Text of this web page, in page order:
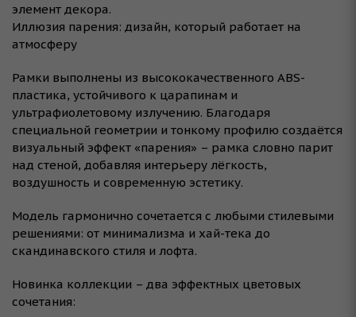
элемент декора.
Иллюзия парения: дизайн, который работает на
атмосферу
Рамки выполнены из высококачественного ABS-
пластика, устойчивого к царапинам и
ультрафиолетовому излучению. Благодаря
специальной геометрии и тонкому профилю создаётся
визуальный эффект «парения» – рамка словно парит
над стеной, добавляя интерьеру лёгкость,
воздушность и современную эстетику.
Модель гармонично сочетается с любыми стилевыми
решениями: от минимализма и хай-тека до
скандинавского стиля и лофта.
Новинка коллекции – два эффектных цветовых
сочетания: